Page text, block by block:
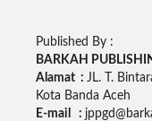
Published By :
BARKAH
Alamat : JL. T.
Kota Banda Aceh
E-mail :